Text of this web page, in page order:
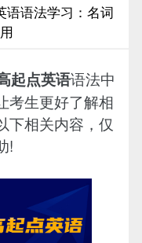
语语法学习：名词
起点英语语法中
考生更好了解相
下相关内容，仅
!